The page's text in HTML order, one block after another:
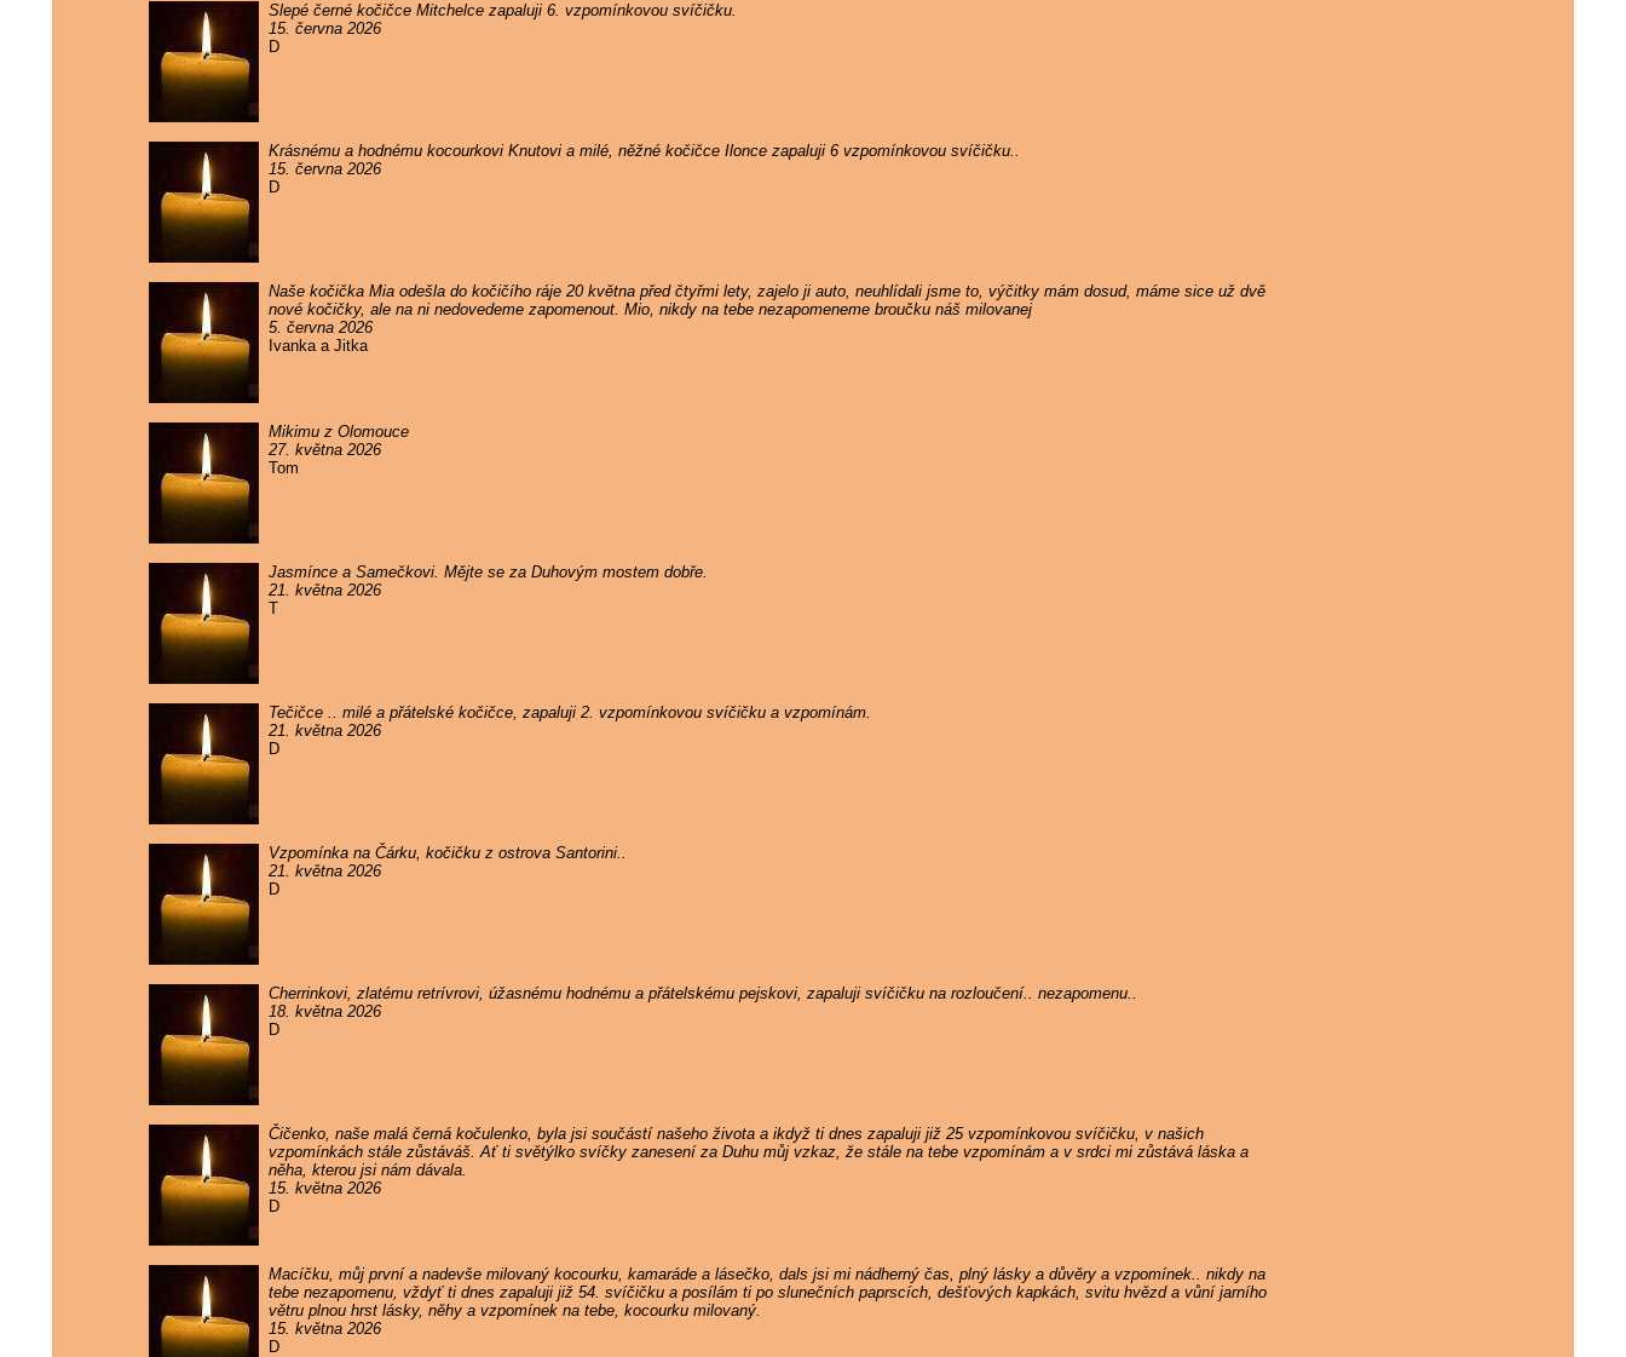
Slepé černé kočičce Mitchelce zapaluji 6. vzpomínkovou svíčičku.
15. června 2026
D
Krásnému a hodnému kocourkovi Knutovi a milé, něžné kočičce Ilonce zapaluji 6 vzpomínkovou svíčičku..
15. června 2026
D
Naše kočička Mia odešla do kočičího ráje 20 května před čtyřmi lety, zajelo ji auto, neuhlídali jsme to, výčitky mám dosud, máme sice už dvě
nové kočičky, ale na ni nedovedeme zapomenout. Mio, nikdy na tebe nezapomeneme broučku náš milovanej
5. června 2026
Ivanka a Jitka
Mikimu z Olomouce
27. května 2026
Tom
Jasmínce a Samečkovi. Mějte se za Duhovým mostem dobře.
21. května 2026
T
Tečičce .. milé a přátelské kočičce, zapaluji 2. vzpomínkovou svíčičku a vzpomínám.
21. května 2026
D
Vzpomínka na Čárku, kočičku z ostrova Santorini..
21. května 2026
D
Cherrinkovi, zlatému retrívrovi, úžasnému hodnému a přátelskému pejskovi, zapaluji svíčičku na rozloučení.. nezapomenu..
18. května 2026
D
Čičenko, naše malá černá kočulenko, byla jsi součástí našeho života a ikdyž ti dnes zapaluji již 25 vzpomínkovou svíčičku, v našich
vzpomínkách stále zůstáváš. Ať ti světýlko svíčky zanesení za Duhu můj vzkaz, že stále na tebe vzpomínám a v srdci mi zůstává láska a
něha, kterou jsi nám dávala.
15. května 2026
D
Macíčku, můj první a nadevše milovaný kocourku, kamaráde a lásečko, dals jsi mi nádherný čas, plný lásky a důvěry a vzpomínek.. nikdy na
tebe nezapomenu, vždyť ti dnes zapaluji již 54. svíčičku a posílám ti po slunečních paprscích, dešťových kapkách, svitu hvězd a vůní jarního
větru plnou hrst lásky, něhy a vzpomínek na tebe, kocourku milovaný.
15. května 2026
D